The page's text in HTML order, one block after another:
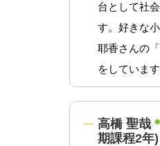
台として社
す。好きな
耶香さんの
をしていま
高橋 聖哉
期課程2年)